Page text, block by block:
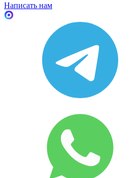
Написать нам